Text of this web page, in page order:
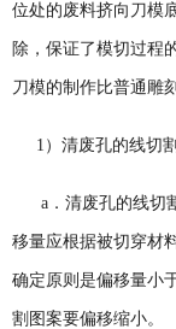
位处的废料挤向刀模
除，保证了模切过程
刀模的制作比普通雕
1）清废孔的线切
a．清废孔的线切
移量应根据被切穿材
确定原则是偏移量小
割图案要偏移缩小。